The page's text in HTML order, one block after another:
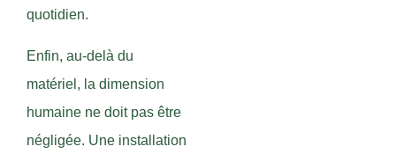
quotidien.
Enfin, au-delà du
matériel, la dimension
humaine ne doit pas être
négligée. Une installation